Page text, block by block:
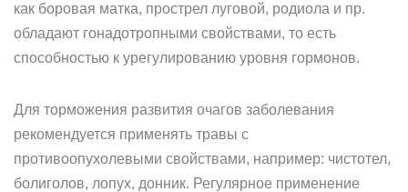
как боровая матка, прострел луговой, родиола и пр.
обладают гонадотропными свойствами, то есть
способностью к урегулированию уровня гормонов.
Для торможения развития очагов заболевания
рекомендуется применять травы с
противоопухолевыми свойствами, например: чистотел,
болиголов, лопух, донник. Регулярное применение